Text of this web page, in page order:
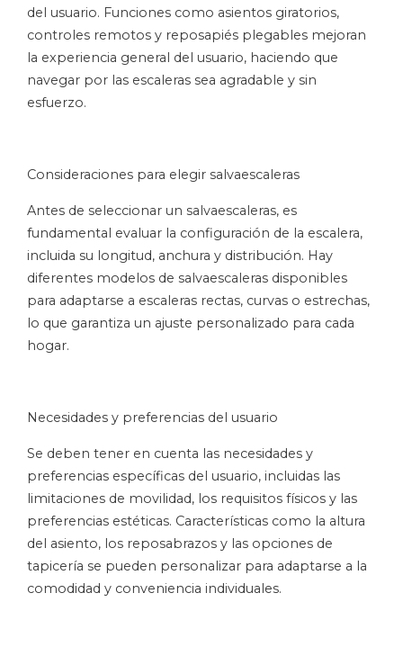
del usuario. Funciones como asientos giratorios,
controles remotos y reposapiés plegables mejoran
la experiencia general del usuario, haciendo que
navegar por las escaleras sea agradable y sin
esfuerzo.
Consideraciones para elegir salvaescaleras
Antes de seleccionar un salvaescaleras, es
fundamental evaluar la configuración de la escalera,
incluida su longitud, anchura y distribución. Hay
diferentes modelos de salvaescaleras disponibles
para adaptarse a escaleras rectas, curvas o estrechas,
lo que garantiza un ajuste personalizado para cada
hogar.
Necesidades y preferencias del usuario
Se deben tener en cuenta las necesidades y
preferencias específicas del usuario, incluidas las
limitaciones de movilidad, los requisitos físicos y las
preferencias estéticas. Características como la altura
del asiento, los reposabrazos y las opciones de
tapicería se pueden personalizar para adaptarse a la
comodidad y conveniencia individuales.